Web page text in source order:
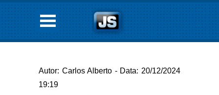
Autor: Carlos Alberto - Data: 20/12/2024
19:19